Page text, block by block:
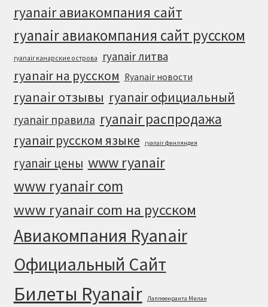
ryanair авиакомпания сайт
ryanair авиакомпания сайт русском
ryanair канарские острова ryanair литва
ryanair на русском Ryanair новости
ryanair отзывы ryanair официальный
ryanair правила ryanair распродажа
ryanair русском языке ryanair финляндия
ryanair цены www ryanair
www ryanair com
www ryanair com на русском
Авиакомпания Ryanair
Официальный Cайт
Билеты Ryanair Лаппеенранта Милан